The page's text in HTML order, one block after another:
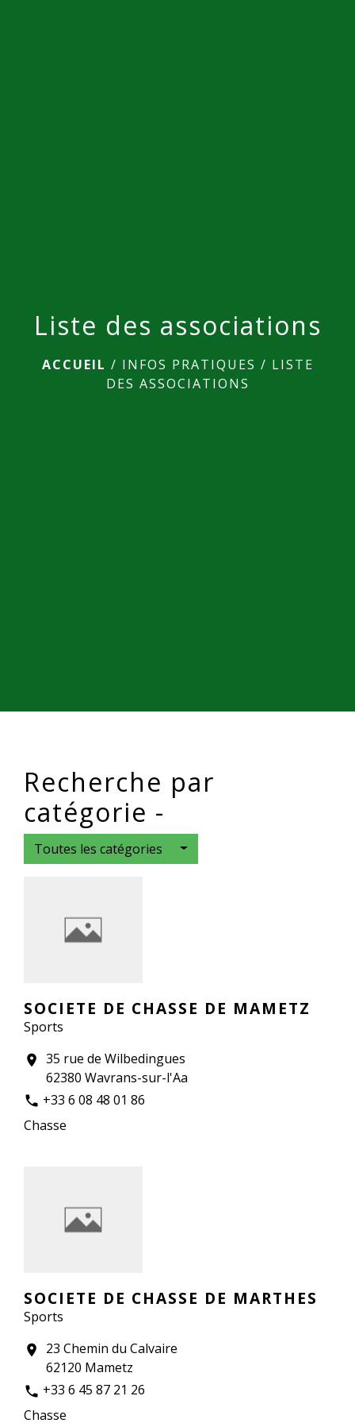
Liste des associations
ACCUEIL / INFOS PRATIQUES / LISTE
DES ASSOCIATIONS
Recherche par
catégorie -
Toutes les catégories
SOCIETE DE CHASSE DE MAMETZ
Sports
location_on 35 rue de Wilbedingues
62380 Wavrans-sur-l'Aa
phone +33 6 08 48 01 86
Chasse
SOCIETE DE CHASSE DE MARTHES
Sports
location_on
23 Chemin du Calvaire
62120 Mametz
phone +33 6 45 87 21 26
Chasse